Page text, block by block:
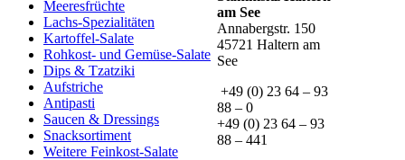
Meeresfrüchte
Lachs-Spezialitäten
Kartoffel-Salate
Rohkost- und Gemüse-Salate
Dips & Tzatziki
Aufstriche
Antipasti
Saucen & Dressings
Snacksortiment
Weitere Feinkost-Salate
am See
Annabergstr. 150
45721 Haltern am
See
+49 (0) 23 64 – 93
88 – 0
+49 (0) 23 64 – 93
88 – 441